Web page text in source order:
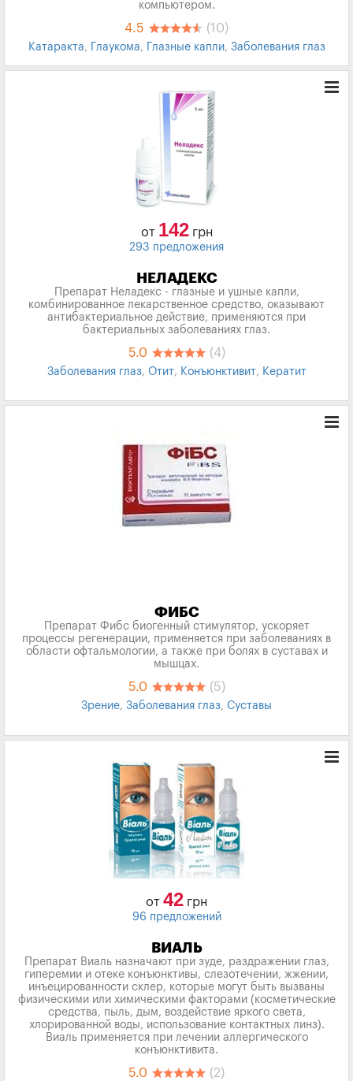
компьютером.
4.5 (10)
Катаракта, Глаукома, Глазные капли, Заболевания глаз
от 142грн
293 предложения
НЕЛАДЕКС
Препарат Неладекс - глазные и ушные капли,
комбинированное лекарственное средство, оказывают
антибактериальное действие, применяются при
бактериальных заболеваниях глаз.
5.0 (4)
Заболевания глаз, Отит, Конъюнктивит, Кератит
ФИБС
Препарат Фибс биогенный стимулятор, ускоряет
процессы регенерации, применяется при заболеваниях в
области офтальмологии, а также при болях в суставах и
мышцах.
5.0 (5)
Зрение, Заболевания глаз, Суставы
от 42 грн
96 предложений
ВИАЛЬ
Препарат Виаль назначают при зуде, раздражении глаз,
гиперемии и отеке конъюнктивы, слезотечении, жжении,
инъецированности склер, которые могут быть вызваны
физическими или химическими факторами (косметические
средства, пыль, дым, воздействие яркого света,
хлорированной воды, использование контактных линз).
Виаль применяется при лечении аллергического
конъюнктивита.
5.0 (2)